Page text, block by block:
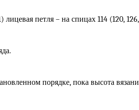
петля – на спицах 114 (120,
порядке, пока высота